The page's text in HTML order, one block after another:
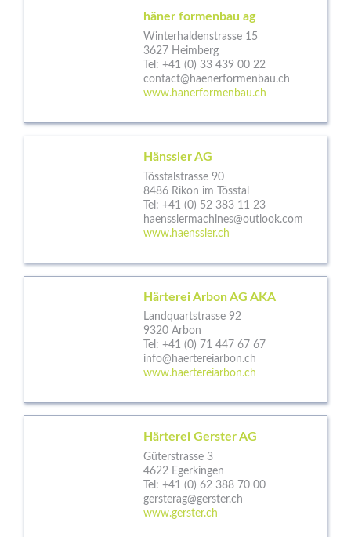
häner formenbau ag
Winterhaldenstrasse 15
3627 Heimberg
Tel: +41 (0) 33 439 00 22
contact@haenerformenbau.ch
www.hanerformenbau.ch
Hänssler AG
Tösstalstrasse 90
8486 Rikon im Tösstal
Tel: +41 (0) 52 383 11 23
haensslermachines@outlook.com
www.haenssler.ch
Härterei Arbon AG AKA
Landquartstrasse 92
9320 Arbon
Tel: +41 (0) 71 447 67 67
info@haertereiarbon.ch
www.haertereiarbon.ch
Härterei Gerster AG
Güterstrasse 3
4622 Egerkingen
Tel: +41 (0) 62 388 70 00
gersterag@gerster.ch
www.gerster.ch